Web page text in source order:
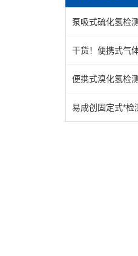
泵吸式硫化氢检
易成创固定式*检